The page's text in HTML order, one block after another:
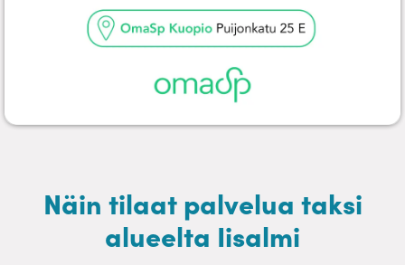
Näin tilaat palvelua taksi
alueelta Iisalmi